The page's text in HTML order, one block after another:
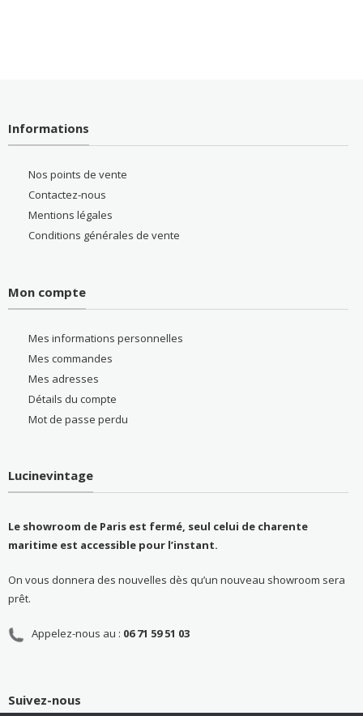
Informations
Nos points de vente
Contactez-nous
Mentions légales
Conditions générales de vente
Mon compte
Mes informations personnelles
Mes commandes
Mes adresses
Détails du compte
Mot de passe perdu
Lucinevintage
Le showroom de Paris est fermé, seul celui de charente
maritime est accessible pour l’instant.
On vous donnera des nouvelles dès qu’un nouveau showroom sera
prêt.
Appelez-nous au : 06 71 59 51 03
Suivez-nous